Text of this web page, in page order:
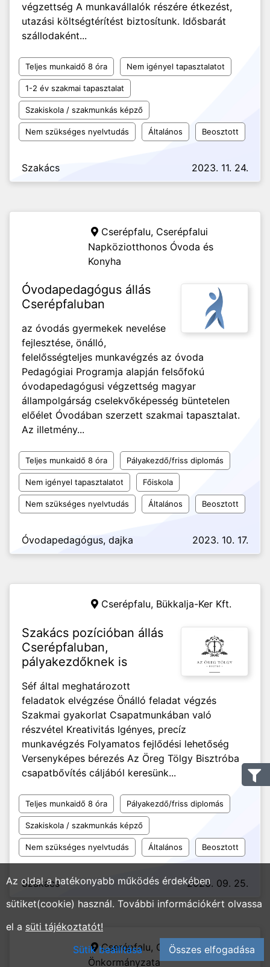
végzettség A munkavállalók részére étkezést,
utazási költségtérítést biztosítunk. Idősbarát
szállodaként...
Teljes munkaidő 8 óra Nem igényel tapasztalatot
1-2 év szakmai tapasztalat
Szakiskola / szakmunkás képző
Nem szükséges nyelvtudás Általános Beosztott
Szakács 2023. 11. 24.
Cserépfalu, Cserépfalui
Napköziotthonos Óvoda és
Konyha
Óvodapedagógus állás
Cserépfaluban
az óvodás gyermekek nevelése
fejlesztése, önálló,
felelősségteljes munkavégzés az óvoda
Pedagógiai Programja alapján felsőfokú
óvodapedagógusi végzettség magyar
állampolgárság cselekvőképesség büntetelen
előélet Óvodában szerzett szakmai tapasztalat.
Az illetmény...
Teljes munkaidő 8 óra Pályakezdő/friss diplomás
Nem igényel tapasztalatot Főiskola
Nem szükséges nyelvtudás Általános Beosztott
Óvodapedagógus, dajka 2023. 10. 17.
Cserépfalu, Bükkalja-Ker Kft.
Szakács pozícióban állás
Cserépfaluban,
pályakezdőknek is
Séf által meghatározott
feladatok elvégzése Önálló feladat végzés
Szakmai gyakorlat Csapatmunkában való
részvétel Kreativitás Igényes, precíz
munkavégzés Folyamatos fejlődési lehetőség
Versenyképes bérezés Az Öreg Tölgy Bisztróba
csapatbővítés cáljából keresünk...
Teljes munkaidő 8 óra Pályakezdő/friss diplomás
Szakiskola / szakmunkás képző
Nem szükséges nyelvtudás Általános Beosztott
Szakács 2023. 09. 25.
Cserépfalu, Cserépfalu Község
Önkormányzata
Az oldal a hatékonyabb működés érdekében
sütiket(cookie) használ. További információkért olvassa
el a süti tájékoztatót!
Sütik beállítása
Összes elfogadása